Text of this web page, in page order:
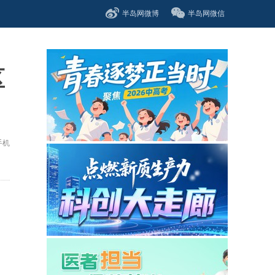
半岛网微博 半岛网微信
机